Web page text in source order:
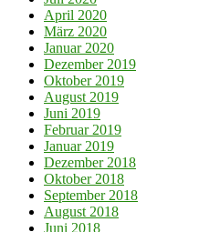
April 2020
März 2020
Januar 2020
Dezember 2019
Oktober 2019
August 2019
Juni 2019
Februar 2019
Januar 2019
Dezember 2018
Oktober 2018
September 2018
August 2018
Juni 2018